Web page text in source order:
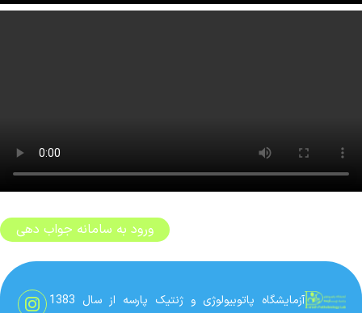
ورود به سامانه جواب دهی
آزمایشگاه پاتوبیولوژی و ژنتیک پارسه از سال 1383